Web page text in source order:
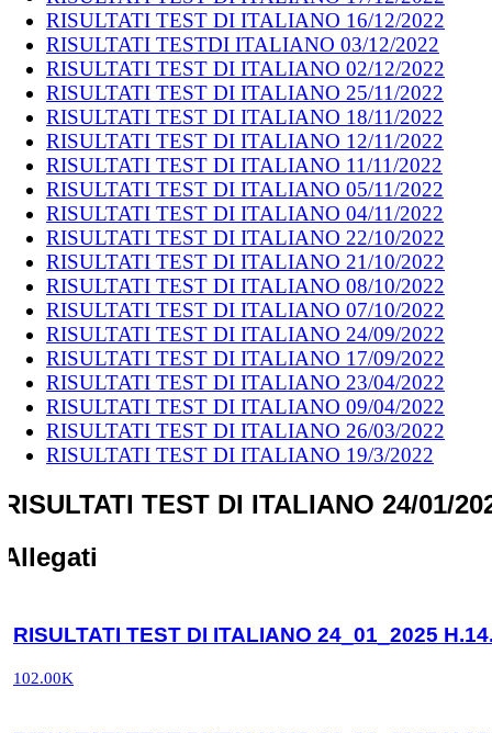
RISULTATI TEST DI ITALIANO 16/12/2022
RISULTATI TESTDI ITALIANO 03/12/2022
RISULTATI TEST DI ITALIANO 02/12/2022
RISULTATI TEST DI ITALIANO 25/11/2022
RISULTATI TEST DI ITALIANO 18/11/2022
RISULTATI TEST DI ITALIANO 12/11/2022
RISULTATI TEST DI ITALIANO 11/11/2022
RISULTATI TEST DI ITALIANO 05/11/2022
RISULTATI TEST DI ITALIANO 04/11/2022
RISULTATI TEST DI ITALIANO 22/10/2022
RISULTATI TEST DI ITALIANO 21/10/2022
RISULTATI TEST DI ITALIANO 08/10/2022
RISULTATI TEST DI ITALIANO 07/10/2022
RISULTATI TEST DI ITALIANO 24/09/2022
RISULTATI TEST DI ITALIANO 17/09/2022
RISULTATI TEST DI ITALIANO 23/04/2022
RISULTATI TEST DI ITALIANO 09/04/2022
RISULTATI TEST DI ITALIANO 26/03/2022
RISULTATI TEST DI ITALIANO 19/3/2022
RISULTATI TEST DI ITALIANO 24/01/
Allegati
RISULTATI TEST DI ITALIANO 24_01_2025
102.00K